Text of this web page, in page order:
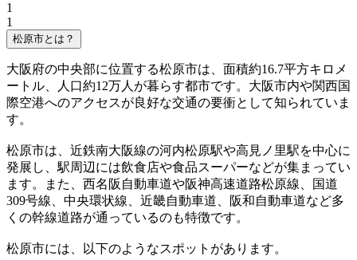
1
1
松原市とは？
大阪府の中央部に位置する松原市は、面積約16.7平方キロメ
ートル、人口約12万人が暮らす都市です。大阪市内や関西国
際空港へのアクセスが良好な交通の要衝として知られていま
す。
松原市は、近鉄南大阪線の河内松原駅や高見ノ里駅を中心に
発展し、駅周辺には飲食店や食品スーパーなどが集まってい
ます。また、西名阪自動車道や阪神高速道路松原線、国道
309号線、中央環状線、近畿自動車道、阪和自動車道など多
くの幹線道路が通っているのも特徴です。
松原市には、以下のようなスポットがあります。